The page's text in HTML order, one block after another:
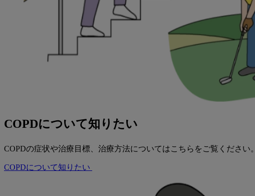
COPDについて知りたい
COPDの症状や治療目標、治療方法についてはこちらをご覧ください。
COPDについて知りたい